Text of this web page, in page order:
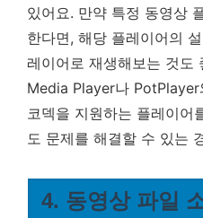
있어요. 만약 특정 동영상
한다면, 해당 플레이어의
레이어로 재생해보는 것도
Media Player나
코덱을 지원하는 플레이어
도 문제를 해결할 수 있는
4. 동영상 파일